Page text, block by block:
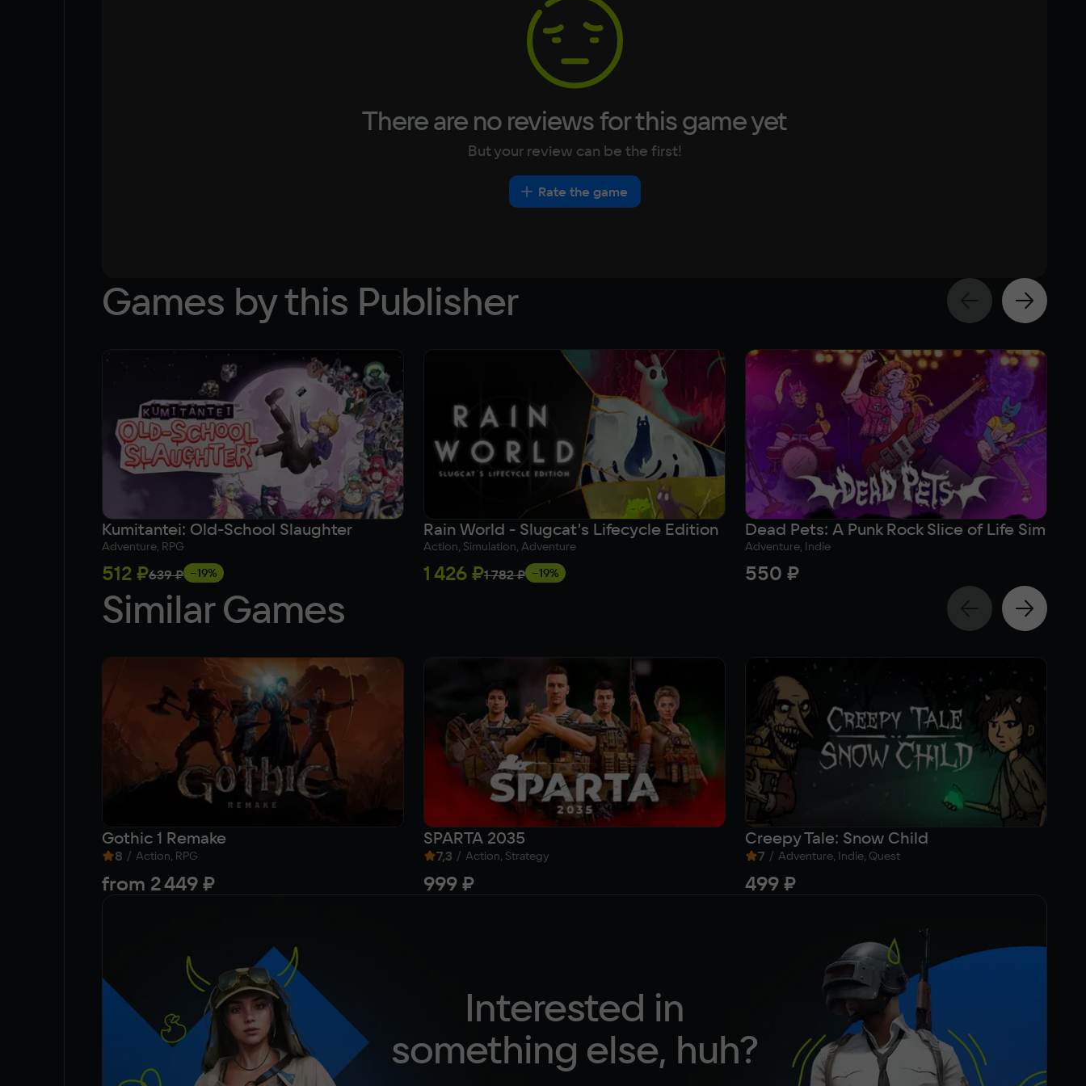
Turkish
There are no reviews for this game yet
But your review can be the first!
Rate the game
Games by this Publisher
Kumitantei: Old-School Slaughter
Adventure, RPG
512 ₽639 ₽ −19%
Rain World - Slugcat's Lifecycle Edition
Action, Simulation, Adventure
1 426 ₽1 782 ₽ −19%
Dead Pets: A Punk Rock Slice of Life Sim
Adventure, Indie
550 ₽
Similar Games
Gothic 1 Remake
8 / Action, RPG
from 2 449 ₽
SPARTA 2035
7,3 / Action, Strategy
999 ₽
Creepy Tale: Snow Child
7 / Adventure, Indie, Quest
499 ₽
Interested in
something else, huh?